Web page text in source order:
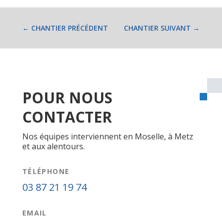
← CHANTIER PRÉCÉDENT CHANTIER SUIVANT →
POUR NOUS
CONTACTER
Nos équipes interviennent en Moselle, à Metz
et aux alentours.
TÉLÉPHONE
03 87 21 19 74
EMAIL